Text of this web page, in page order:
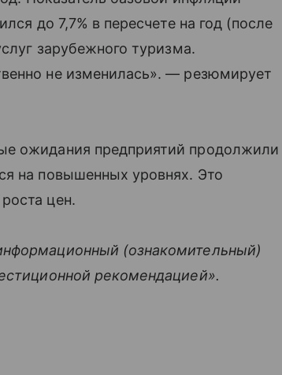
до 7,7% в пересчете на год (после
зарубежного туризма.
не изменилась». — резюмирует
ожидания предприятий продолжили
на повышенных уровнях. Это
цен.
(ознакомительный)
рекомендацией».